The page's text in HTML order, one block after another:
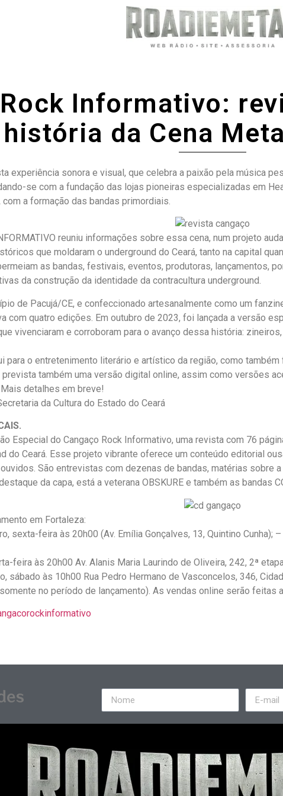
Informativo:
história da Cena
experiência sonora e visual, que celebra a paixão pela música
se com a fundação das lojas pioneiras especializadas em
a formação das bandas primordiais.
reuniu informações sobre essa cena, num projeto
que moldaram o underground do Ceará, tanto na capital
as bandas, festivais, eventos, produtoras, lançamentos,
da construção da identidade da contracultura underground.
de Pacujá/CE, e confeccionado artesanalmente como um
com quatro edições. Em outubro de 2023, foi lançada a versão
vivenciaram e corroboram para o avanço dessa história:
para o entretenimento literário e artístico da região, como
também uma versão digital online, assim como versões
detalhes em breve!
da Cultura do Estado do Ceará
Especial do Cangaço Rock Informativo, uma revista com 76
do Ceará. Esse projeto vibrante oferece um conteúdo editorial
São entrevistas com dezenas de bandas, matérias sobre
da capa, está a veterana OBSKURE e também as bandas
em Fortaleza:
sexta-feira às 20h00 (Av. Emília Gonçalves, 13, Quintino
feira às 20h00 Av. Alanis Maria Laurindo de Oliveira, 242, 2ª
sábado às 10h00 Rua Pedro Hermano de Vasconcelos, 346,
no período de lançamento). As vendas online serão feitas